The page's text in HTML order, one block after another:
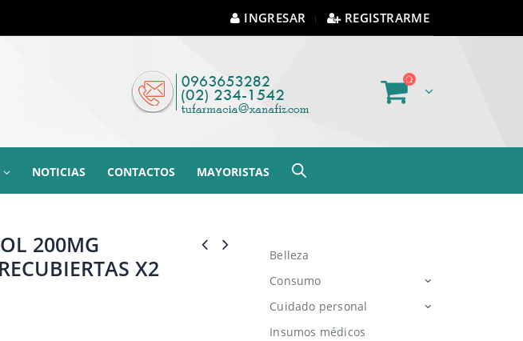
INGRESAR REGISTRARME
NOTICIAS CONTACTOS MAYORISTAS
200MG
X2
Belleza
Consumo
Cuidado personal
Insumos médicos